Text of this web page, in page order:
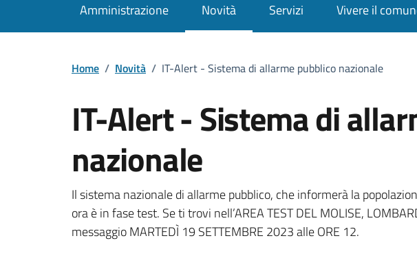
Amministrazione Novità Servizi Vivere il
Home / Novità / IT-Alert - Sistema di allarme pubblico nazionale
IT-Alert - Sistema di
nazionale
Dettagli della notizia
Il sistema nazionale di allarme pubblico, che informerà la
ora è in fase test. Se ti trovi nell’AREA TEST DEL MOLISE,
messaggio MARTEDÌ 19 SETTEMBRE 2023 alle ORE 12.